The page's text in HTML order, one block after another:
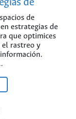
de
Sede de
estrategias de
que optimices
rastreo y